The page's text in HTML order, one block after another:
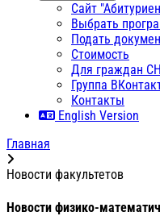
Сайт
Выбрать
Подать
Стоимость
Для граждан
Группа
Контакты
English Version
Главная
Новости факультетов
Новости физико-